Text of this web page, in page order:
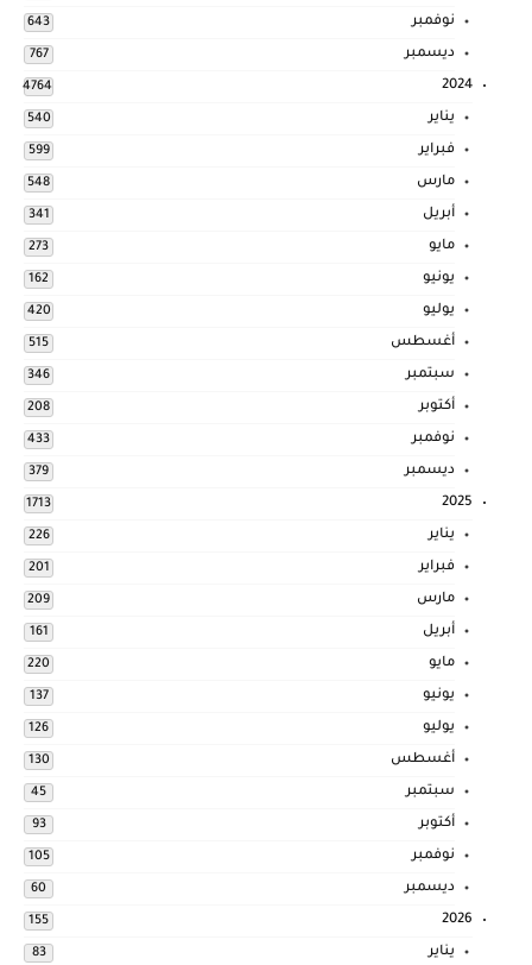
نوفمبر 643
ديسمبر 767
2024
4764
يناير 540
فبراير 599
مارس 548
أبريل 341
مايو 273
يونيو 162
يوليو 420
أغسطس 515
سبتمبر 346
أكتوبر 208
نوفمبر 433
ديسمبر 379
2025
1713
يناير 226
فبراير 201
مارس 209
أبريل 161
مايو 220
يونيو 137
يوليو 126
أغسطس 130
سبتمبر 45
أكتوبر 93
نوفمبر 105
ديسمبر 60
2026
155
يناير 83